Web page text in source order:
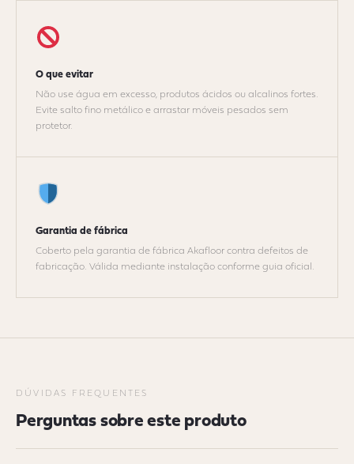
O que evitar
Não use água em excesso, produtos ácidos ou alcalinos fortes.
Evite salto fino metálico e arrastar móveis pesados sem
protetor.
Garantia de fábrica
Coberto pela garantia de fábrica Akafloor contra defeitos de
fabricação. Válida mediante instalação conforme guia oficial.
DÚVIDAS FREQUENTES
Perguntas sobre este produto